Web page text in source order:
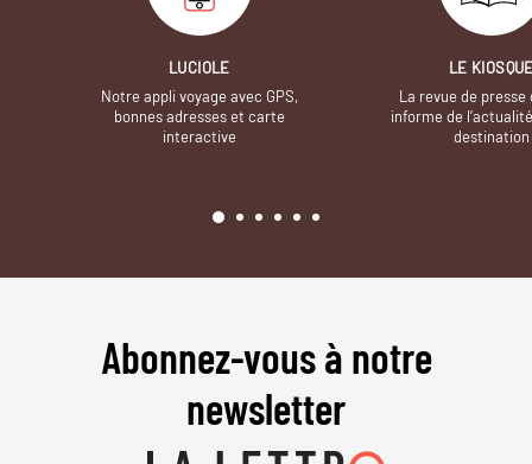
LUCIOLE
Notre appli voyage avec GPS,
bonnes adresses et carte
interactive
LE
La revue de presse
informe de
destination
Abonnez-vous à notre
newsletter